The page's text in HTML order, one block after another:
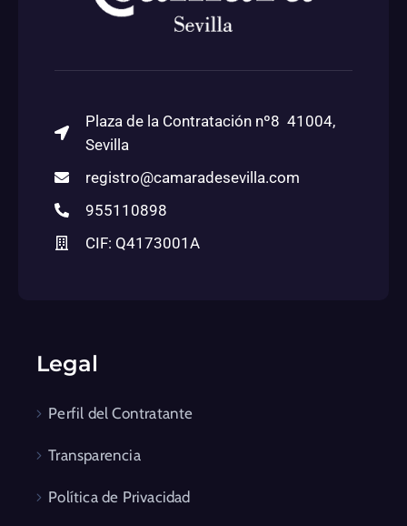
Plaza de la Contratación nº8 41004,
Sevilla
registro@camaradesevilla.com
955110898
CIF: Q4173001A
Legal
Perfil del Contratante
Transparencia
Política de Privacidad